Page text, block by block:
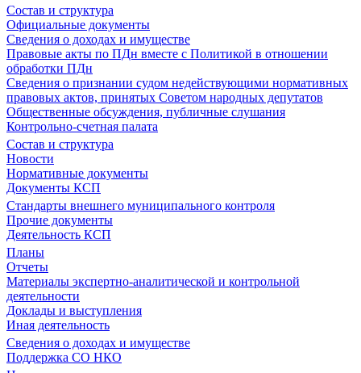
Состав и структура
Официальные документы
Сведения о доходах и имуществе
Правовые акты по ПДн вместе с Политикой в отношении
обработки ПДн
Сведения о признании судом недействующими нормативных
правовых актов, принятых Советом народных депутатов
Общественные обсуждения, публичные слушания
Контрольно-счетная палата
Состав и структура
Новости
Нормативные документы
Документы КСП
Стандарты внешнего муниципального контроля
Прочие документы
Деятельность КСП
Планы
Отчеты
Материалы экспертно-аналитической и контрольной
деятельности
Доклады и выступления
Иная деятельность
Сведения о доходах и имуществе
Поддержка СО НКО